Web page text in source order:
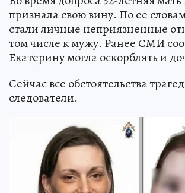
признала свою вину. По ее
стали личные неприязненные
том числе к мужу. Ранее СМИ
Екатерину могла оскорблять и
Сейчас все обстоятельства
следователи.